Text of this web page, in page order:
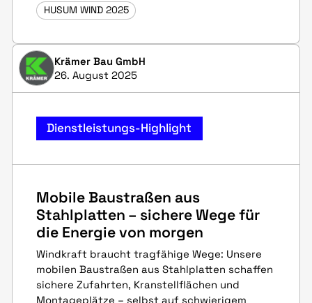
HUSUM WIND 2025
Krämer Bau GmbH
26. August 2025
Dienstleistungs-Highlight
Mobile Baustraßen aus
Stahlplatten – sichere Wege für
die Energie von morgen
Windkraft braucht tragfähige Wege: Unsere
mobilen Baustraßen aus Stahlplatten schaffen
sichere Zufahrten, Kranstellflächen und
Montageplätze – selbst auf schwierigem